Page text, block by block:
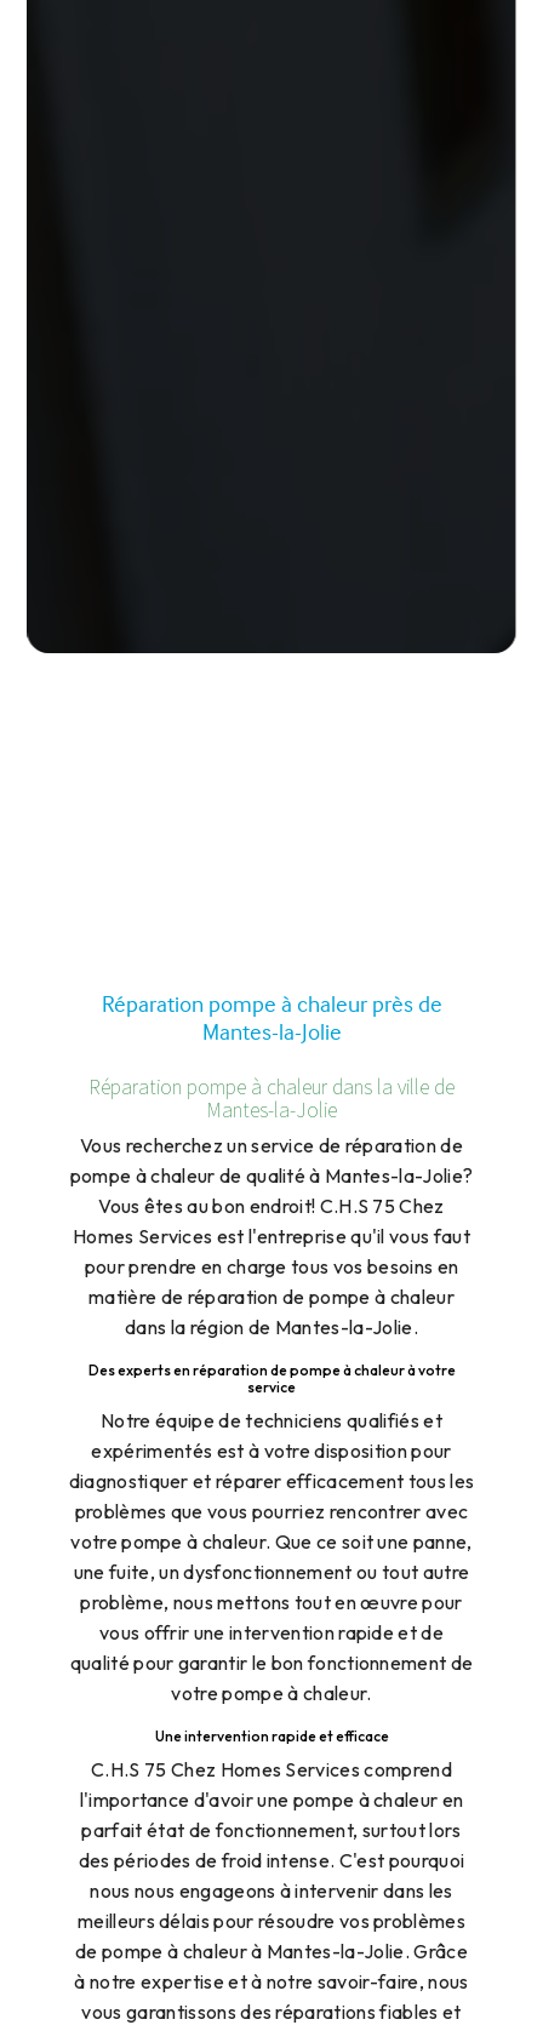
Réparation pompe à chaleur près de
Mantes-la-Jolie
Réparation pompe à chaleur dans la ville de
Mantes-la-Jolie
Vous recherchez un service de réparation de
pompe à chaleur de qualité à Mantes-la-Jolie?
Vous êtes au bon endroit! C.H.S 75 Chez
Homes Services est l'entreprise qu'il vous faut
pour prendre en charge tous vos besoins en
matière de réparation de pompe à chaleur
dans la région de Mantes-la-Jolie.
Des experts en réparation de pompe à chaleur à votre
service
Notre équipe de techniciens qualifiés et
expérimentés est à votre disposition pour
diagnostiquer et réparer efficacement tous les
problèmes que vous pourriez rencontrer avec
votre pompe à chaleur. Que ce soit une panne,
une fuite, un dysfonctionnement ou tout autre
problème, nous mettons tout en œuvre pour
vous offrir une intervention rapide et de
qualité pour garantir le bon fonctionnement de
votre pompe à chaleur.
Une intervention rapide et efficace
C.H.S 75 Chez Homes Services comprend
l'importance d'avoir une pompe à chaleur en
parfait état de fonctionnement, surtout lors
des périodes de froid intense. C'est pourquoi
nous nous engageons à intervenir dans les
meilleurs délais pour résoudre vos problèmes
de pompe à chaleur à Mantes-la-Jolie. Grâce
à notre expertise et à notre savoir-faire, nous
vous garantissons des réparations fiables et